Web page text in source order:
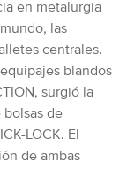
en metalurgia
las
centrales.
blandos
surgió la
de
LOCK. El
de ambas